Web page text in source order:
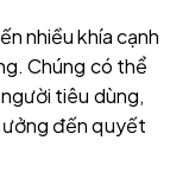
nhiều khía cạnh
Chúng có thể
tiêu dùng,
đến quyết